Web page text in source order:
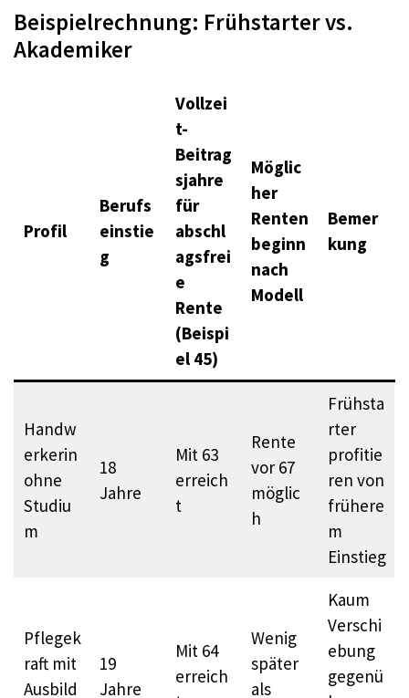
Beispielrechnung: Frühstarter vs.
Akademiker
Profil
Berufs
einstie
g
Vollzei
t-
Beitrag
sjahre
für
abschl
agsfrei
e
Rente
(Beispi
el 45)
Möglic
her
Renten
beginn
nach
Modell
Bemer
kung
Handw
erkerin
ohne
Studiu
m
18
Jahre
Mit 63
erreich
t
Rente
vor 67
möglic
h ​
Frühsta
rter
profitie
ren von
frühere
m
Einstieg
Pflegek
raft mit
Ausbild
19
Jahre
Mit 64
erreich
Wenig
später
als
Kaum
Verschi
ebung
gegenü